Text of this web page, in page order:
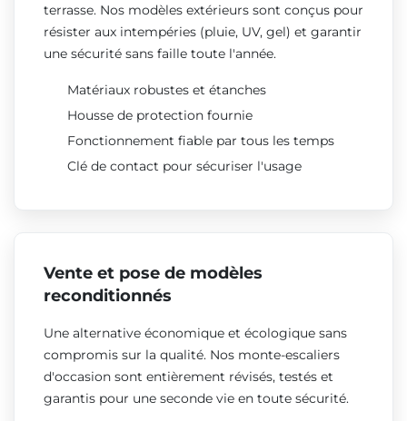
terrasse. Nos modèles extérieurs sont conçus pour
résister aux intempéries (pluie, UV, gel) et garantir
une sécurité sans faille toute l'année.
Matériaux robustes et étanches
Housse de protection fournie
Fonctionnement fiable par tous les temps
Clé de contact pour sécuriser l'usage
Vente et pose de modèles
reconditionnés
Une alternative économique et écologique sans
compromis sur la qualité. Nos monte-escaliers
d'occasion sont entièrement révisés, testés et
garantis pour une seconde vie en toute sécurité.